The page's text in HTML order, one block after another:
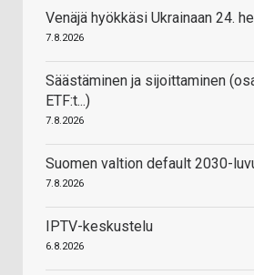
Venäjä hyökkäsi Ukrainaan 24.
7.8.2026
Säästäminen ja sijoittaminen
ETF:t...)
7.8.2026
Suomen valtion default 2030-
7.8.2026
IPTV-keskustelu
6.8.2026